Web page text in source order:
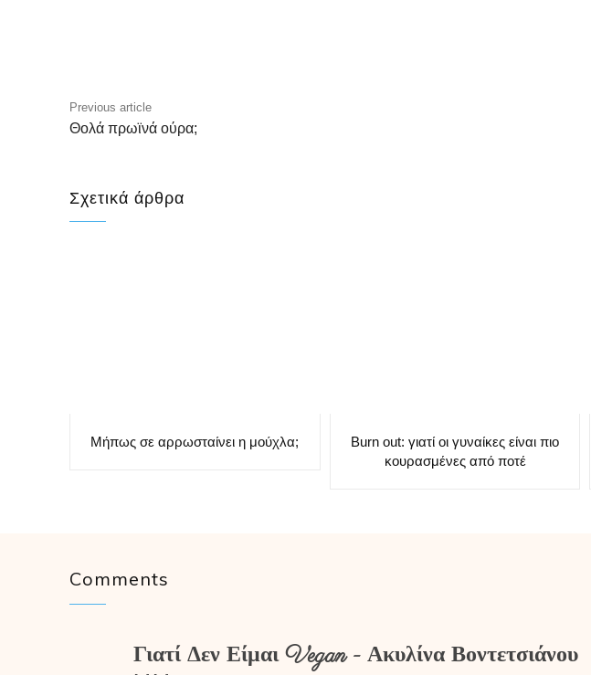
Previous article
Θολά πρωϊνά ούρα;
Σχετικά άρθρα
Μήπως σε αρρωσταίνει η μούχλα;
Burn out: γιατί οι γυναίκες είναι πιο
κουρασμένες από ποτέ
Comments
Γιατί Δεν Είμαι Vegan - Ακυλίνα Βοντετσιάνου